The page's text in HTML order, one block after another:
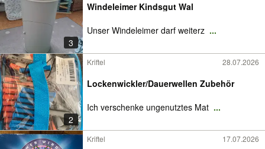
3
Windeleimer Kindsgut Wal
Unser Windeleimer darf weiterz ...
2
Kriftel 28.07.2026
Lockenwickler/Dauerwellen Zubehör
Ich verschenke ungenutztes Mat ...
Kriftel 17.07.2026